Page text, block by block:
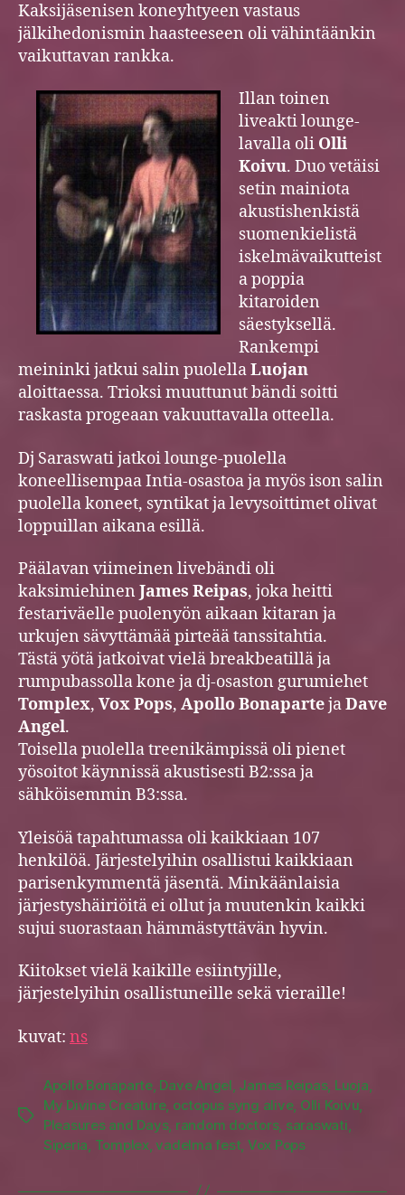
Kaksijäsenisen koneyhtyeen vastaus
jälkihedonismin haasteeseen oli vähintäänkin
vaikuttavan rankka.
Illan toinen
liveakti lounge-
lavalla oli Olli
Koivu. Duo vetäisi
setin mainiota
akustishenkistä
suomenkielistä
iskelmävaikutteist
a poppia
kitaroiden
säestyksellä.
Rankempi
meininki jatkui salin puolellaLuojan
aloittaessa. Trioksi muuttunut bändi soitti
raskasta progeaan vakuuttavalla otteella.
Dj Saraswati jatkoi lounge-puolella
koneellisempaa Intia-osastoa ja myös ison salin
puolella koneet, syntikat ja levysoittimet olivat
loppuillan aikana esillä.
Päälavan viimeinen livebändi oli
kaksimiehinen James Reipas, joka heitti
festariväelle puolenyön aikaan kitaran ja
urkujen sävyttämää pirteää tanssitahtia.
Tästä yötä jatkoivat vielä breakbeatillä ja
rumpubassolla kone ja dj-osaston gurumiehet
Tomplex, Vox Pops, Apollo BonapartejaDave
Angel.
Toisella puolella treenikämpissä oli pienet
yösoitot käynnissä akustisesti B2:ssa ja
sähköisemmin B3:ssa.
Yleisöä tapahtumassa oli kaikkiaan 107
henkilöä. Järjestelyihin osallistui kaikkiaan
parisenkymmentä jäsentä. Minkäänlaisia
järjestyshäiriöitä ei ollut ja muutenkin kaikki
sujui suorastaan hämmästyttävän hyvin.
Kiitokset vielä kaikille esiintyjille,
järjestelyihin osallistuneille sekä vieraille!
kuvat: ns
Tags
Apollo Bonaparte, Dave Angel, James Reipas, Luoja,
My Divine Creature, octopus syng alive, Olli Koivu,
Pleasures and Days, random doctors, saraswati,
Siperia, Tomplex,vadelma fest, Vox Pops